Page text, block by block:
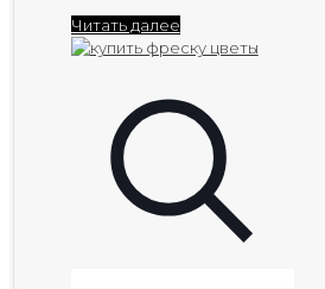
Читать далее